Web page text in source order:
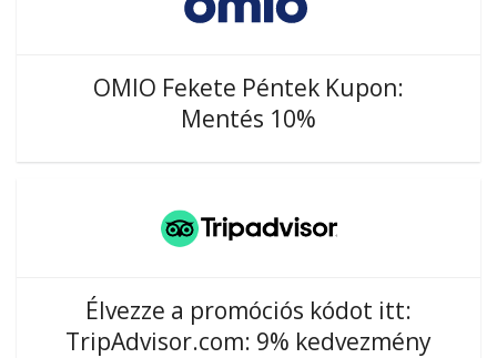
OMIO Fekete Péntek Kupon:
Mentés 10%
Élvezze a promóciós kódot itt:
TripAdvisor.com: 9% kedvezmény